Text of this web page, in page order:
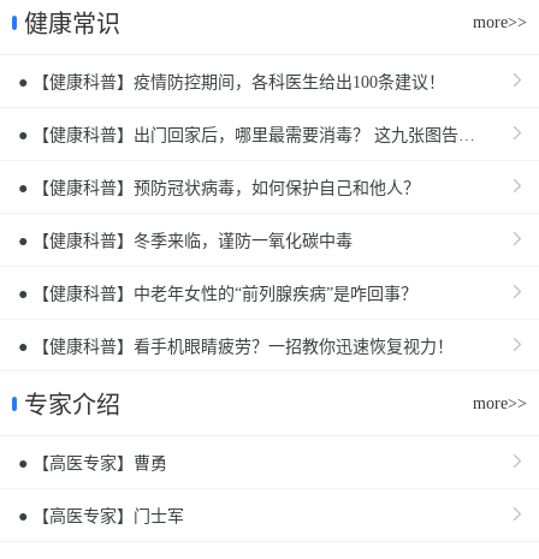
健康常识 more>>
● 【健康科普】疫情防控期间，各科医生给出100条建议！
● 【健康科普】出门回家后，哪里最需要消毒？ 这九张图告诉你！
● 【健康科普】预防冠状病毒，如何保护自己和他人？
● 【健康科普】冬季来临，谨防一氧化碳中毒
● 【健康科普】中老年女性的“前列腺疾病”是咋回事？
● 【健康科普】看手机眼睛疲劳？一招教你迅速恢复视力！
专家介绍 more>>
● 【高医专家】曹勇
● 【高医专家】门士军